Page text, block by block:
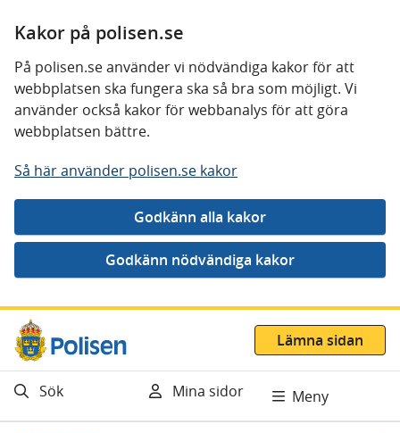
Kakor på polisen.se
På polisen.se använder vi nödvändiga kakor för att
webbplatsen ska fungera ska så bra som möjligt. Vi
använder också kakor för webbanalys för att göra
webbplatsen bättre.
Så här använder polisen.se kakor
Gå direkt till innehåll
Lämna sidan
Sök Mina sidor Meny